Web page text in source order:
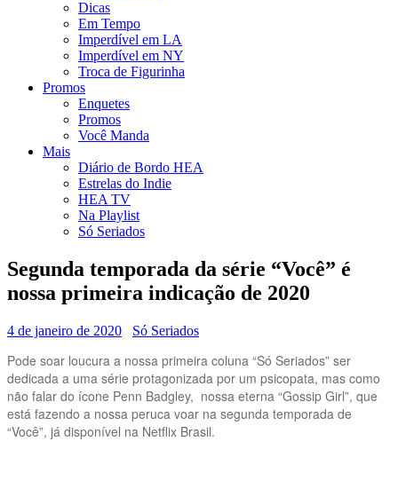
Dicas
Em Tempo
Imperdível em LA
Imperdível em NY
Troca de Figurinha
Promos
Enquetes
Promos
Você Manda
Mais
Diário de Bordo HEA
Estrelas do Indie
HEA TV
Na Playlist
Só Seriados
Segunda temporada da série “Você” é
nossa primeira indicação de 2020
4 de janeiro de 2020 Só Seriados
Pode soar loucura a nossa primeira coluna “Só Seriados” ser
dedicada a uma série protagonizada por um psicopata, mas como
não falar do ícone Penn Badgley, nossa eterna “Gossip Girl”, que
está fazendo a nossa peruca voar na segunda temporada de
“Você”, já disponível na Netflix Brasil.